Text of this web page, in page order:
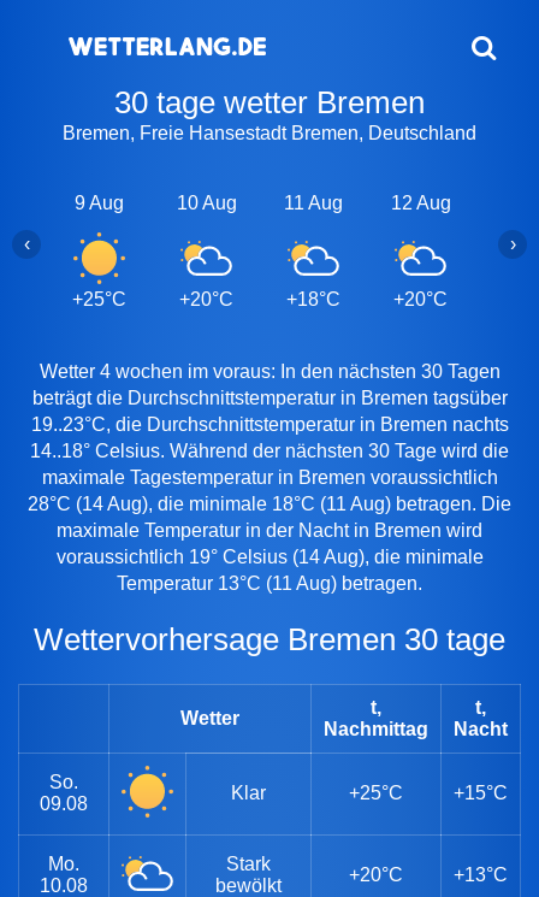
30 tage wetter Bremen
Bremen, Freie Hansestadt Bremen, Deutschland
9 Aug
+25°C
10 Aug
+20°C
11 Aug
+18°C
12 Aug
+20°C
‹ ›
Wetter 4 wochen im voraus: In den nächsten 30 Tagen
beträgt die Durchschnittstemperatur in Bremen tagsüber
19..23°C, die Durchschnittstemperatur in Bremen nachts
14..18° Celsius. Während der nächsten 30 Tage wird die
maximale Tagestemperatur in Bremen voraussichtlich
28°C (14 Aug), die minimale 18°C (11 Aug) betragen. Die
maximale Temperatur in der Nacht in Bremen wird
voraussichtlich 19° Celsius (14 Aug), die minimale
Temperatur 13°C (11 Aug) betragen.
Wettervorhersage Bremen 30 tage
Wetter
t,
Nachmittag
t,
Nacht
So.
09.08
Klar +25°C +15°C
Mo.
10.08
Stark
bewölkt
+20°C +13°C